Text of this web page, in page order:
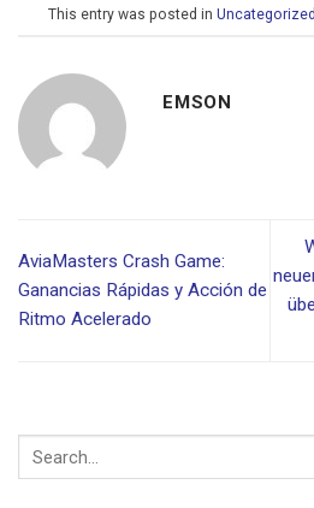
This entry was posted in Uncategorized
EMSON
AviaMasters Crash Game:
Ganancias Rápidas y Acción de
Ritmo Acelerado